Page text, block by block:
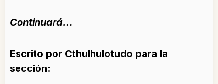
Continuará…
Escrito por Cthulhulotudo para la
sección: